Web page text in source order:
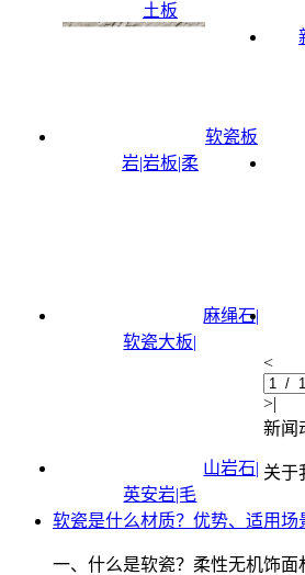
土板
软瓷板
岩|岩板|柔
麻绳石|
软瓷大板|
山岩石|
英安岩|毛
<
>|
新闻
软瓷是什么材质？优势、适用场
一、什么是软瓷？柔性无机饰面
关于